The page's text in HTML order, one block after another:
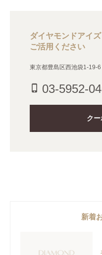
ダイヤモンドアイ
ご活用ください
東京都豊島区西池袋1-19-
phone_iphone 03-5952-
ク
新着